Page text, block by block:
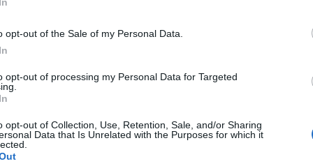
opt-out of the Sale of my Personal Data.
opt-out of processing my Personal Data for Targeted
opt-out of Collection, Use, Retention, Sale, and/or Sharing
Data that Is Unrelated with the Purposes for which it
correspondre a operacions comercials
preferida de Google de forma
d'actualitat